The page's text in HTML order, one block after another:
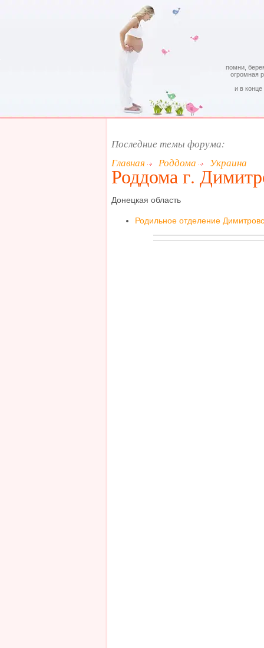
помни,
огромная
и в
Последние темы форума:
Главная
Роддома Украина
Роддома г.
Донецкая область
Родильное отделение